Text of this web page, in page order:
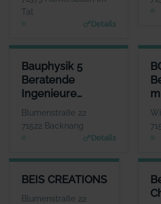
Tal
Details
e
Bauphysik 5
Beratende
Ingenieure
PartGmbB
Blumenstraße 22
71522 Backnang
Details
BAUPHYSIK 5 BERATENDE
Herr
BEIS CREATIONS
Blumenstraße 22
BEIS CREATIONS
Herr Georg Beis